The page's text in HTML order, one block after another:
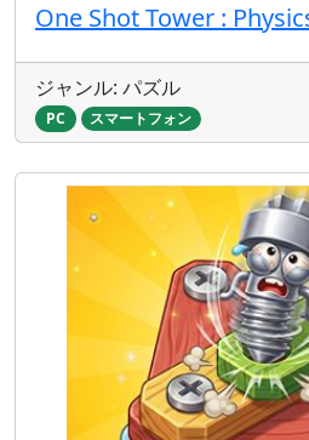
One Shot Tower :
ジャンル: パズル
PC スマートフォン